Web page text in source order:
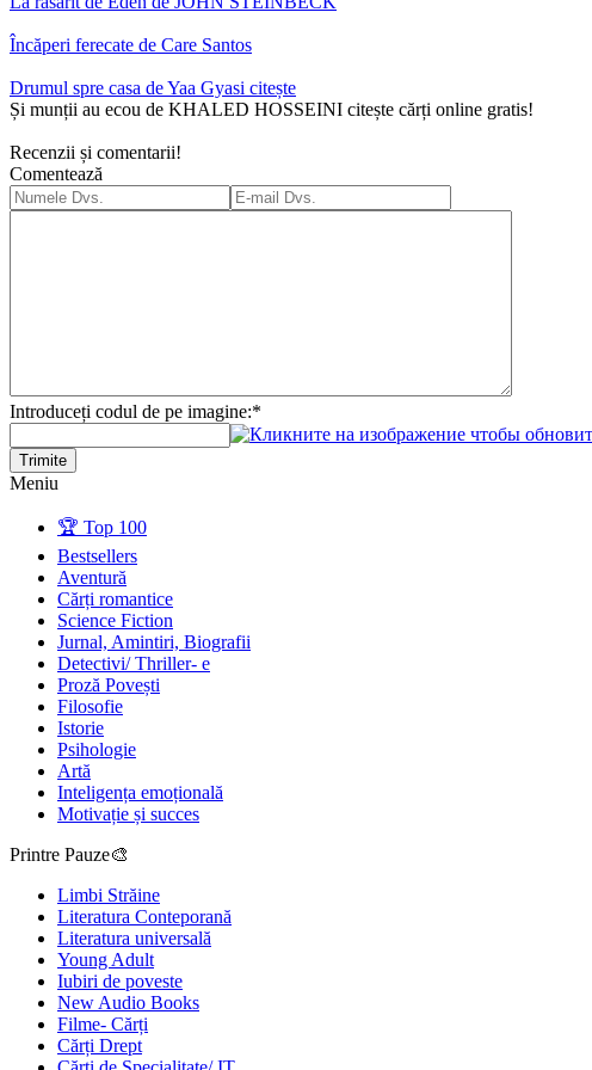
Încăperi ferecate de Care Santos
Drumul spre casa de Yaa Gyasi citește
Și munții au ecou de KHALED HOSSEINI citește cărți online gratis!
Recenzii și comentarii!
Comentează
Introduceți codul de pe imagine:*
Trimite
Meniu
🏆 Top 100
Bestsellers
Aventură
Cărți romantice
Science Fiction
Jurnal, Amintiri, Biografii
Detectivi/ Thriller- e
Proză Povești
Filosofie
Istorie
Psihologie
Artă
Inteligența emoțională
Motivație și succes
Printre Pauze🎨
Limbi Străine
Literatura Conteporană
Literatura universală
Young Adult
Iubiri de poveste
New Audio Books
Filme- Cărți
Cărți Drept